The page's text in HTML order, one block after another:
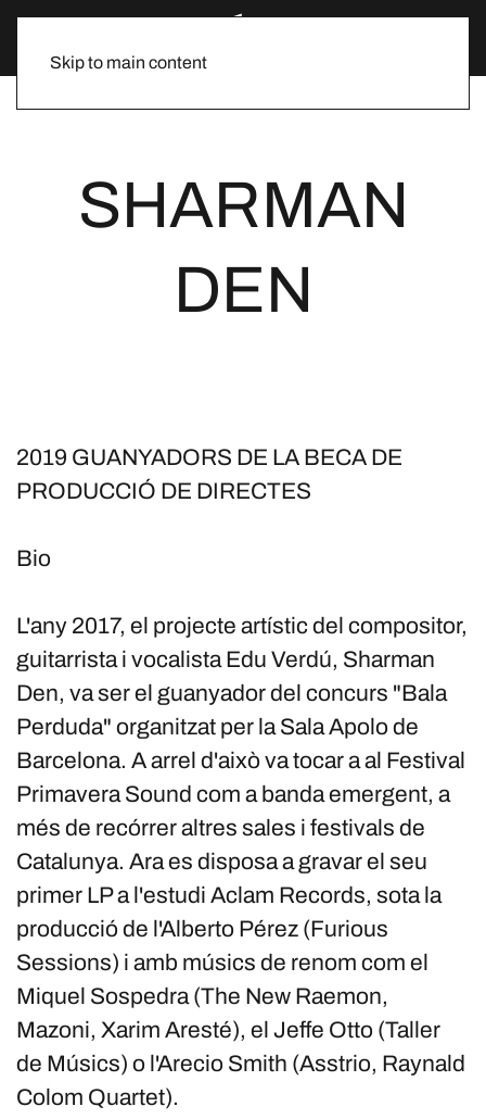
Skip to main content
SHARMAN
DEN
2019 GUANYADORS DE LA BECA DE
PRODUCCIÓ DE DIRECTES
Bio
L'any 2017, el projecte artístic del compositor,
guitarrista i vocalista Edu Verdú, Sharman
Den, va ser el guanyador del concurs "Bala
Perduda" organitzat per la Sala Apolo de
Barcelona. A arrel d'això va tocar a al Festival
Primavera Sound com a banda emergent, a
més de recórrer altres sales i festivals de
Catalunya. Ara es disposa a gravar el seu
primer LP a l'estudi Aclam Records, sota la
producció de l'Alberto Pérez (Furious
Sessions) i amb músics de renom com el
Miquel Sospedra (The New Raemon,
Mazoni, Xarim Aresté), el Jeffe Otto (Taller
de Músics) o l'Arecio Smith (Asstrio, Raynald
Colom Quartet).